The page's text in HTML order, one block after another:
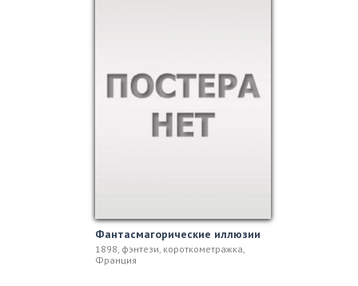
Фантасмагорические иллюзии
1898, фэнтези, короткометражка,
Франция